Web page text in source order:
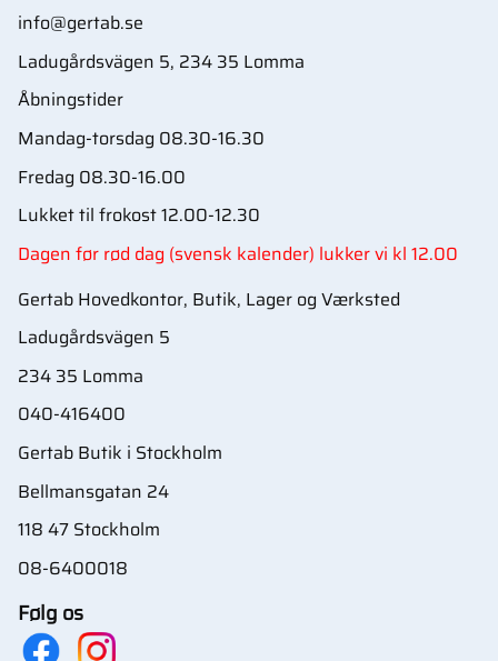
info@gertab.se
Ladugårdsvägen 5, 234 35 Lomma
Åbningstider
Mandag-torsdag 08.30-16.30
Fredag 08.30-16.00
Lukket til frokost 12.00-12.30
Dagen før rød dag (svensk kalender) lukker vi kl 12.00
Gertab Hovedkontor, Butik, Lager og Værksted
Ladugårdsvägen 5
234 35 Lomma
040-416400
Gertab Butik i Stockholm
Bellmansgatan 24
118 47 Stockholm
08-6400018
Følg os